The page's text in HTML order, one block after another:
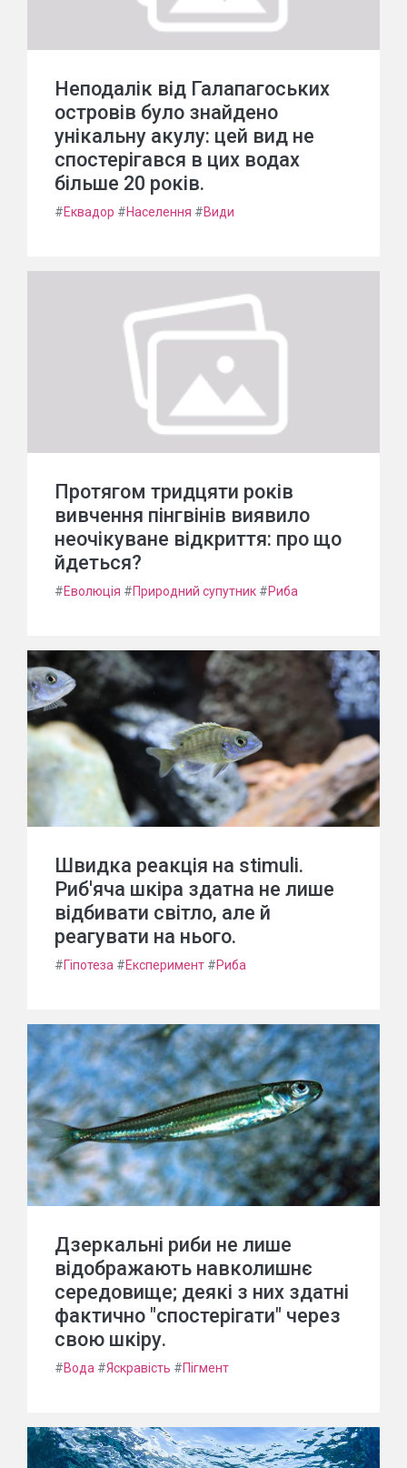
Неподалік від Галапагоських
островів було знайдено
унікальну акулу: цей вид не
спостерігався в цих водах
більше 20 років.
#Еквадор #Населення #Види
Протягом тридцяти років
вивчення пінгвінів виявило
неочікуване відкриття: про що
йдеться?
#Еволюція #Природний супутник #Риба
Швидка реакція на stimuli.
Риб'яча шкіра здатна не лише
відбивати світло, але й
реагувати на нього.
#Гіпотеза #Експеримент #Риба
Дзеркальні риби не лише
відображають навколишнє
середовище; деякі з них здатні
фактично "спостерігати" через
свою шкіру.
#Вода #Яскравість #Пігмент